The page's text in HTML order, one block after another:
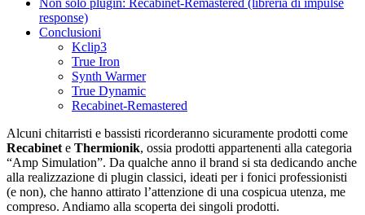
Non solo plugin: Recabinet-Remastered (libreria di impulse
response)
Conclusioni
Kclip3
True Iron
Synth Warmer
True Dynamic
Recabinet-Remastered
Alcuni chitarristi e bassisti ricorderanno sicuramente prodotti come
Recabinet e Thermionik, ossia prodotti appartenenti alla categoria
“Amp Simulation”. Da qualche anno il brand si sta dedicando anche
alla realizzazione di plugin classici, ideati per i fonici professionisti
(e non), che hanno attirato l’attenzione di una cospicua utenza, me
compreso. Andiamo alla scoperta dei singoli prodotti.